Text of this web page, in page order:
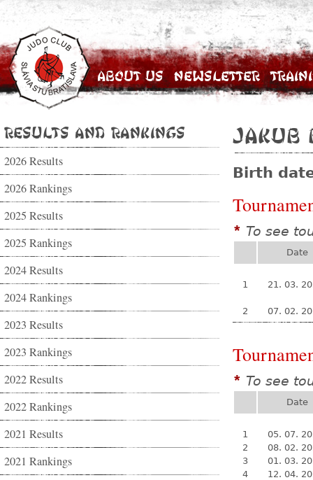
About Us Newsletter
Results and Rankings
2026 Results
2026 Rankings
2025 Results
2025 Rankings
2024 Results
2024 Rankings
2023 Results
2023 Rankings
2022 Results
2022 Rankings
2021 Results
2021 Rankings
Jakub
Birth
* To see
Date
1 21. 03.
2 07. 02.
* To see
Date
1
05. 07.
2
08. 02.
3
01. 03.
4
12. 04.